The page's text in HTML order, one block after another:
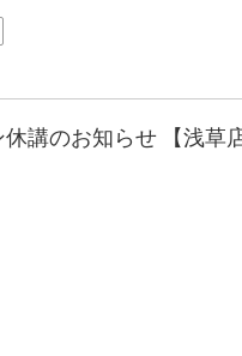
休講のお知らせ 【浅草